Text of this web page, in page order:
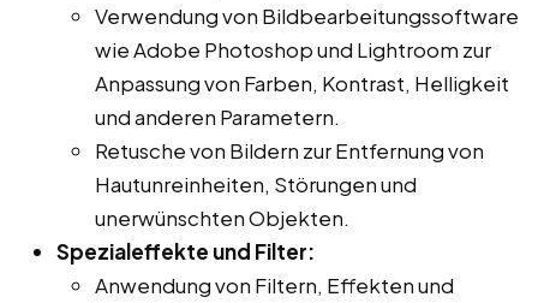
Verwendung von Bildbearbeitungssoftware
wie Adobe Photoshop und Lightroom zur
Anpassung von Farben, Kontrast, Helligkeit
und anderen Parametern.
Retusche von Bildern zur Entfernung von
Hautunreinheiten, Störungen und
unerwünschten Objekten.
Spezialeffekte und Filter:
Anwendung von Filtern, Effekten und